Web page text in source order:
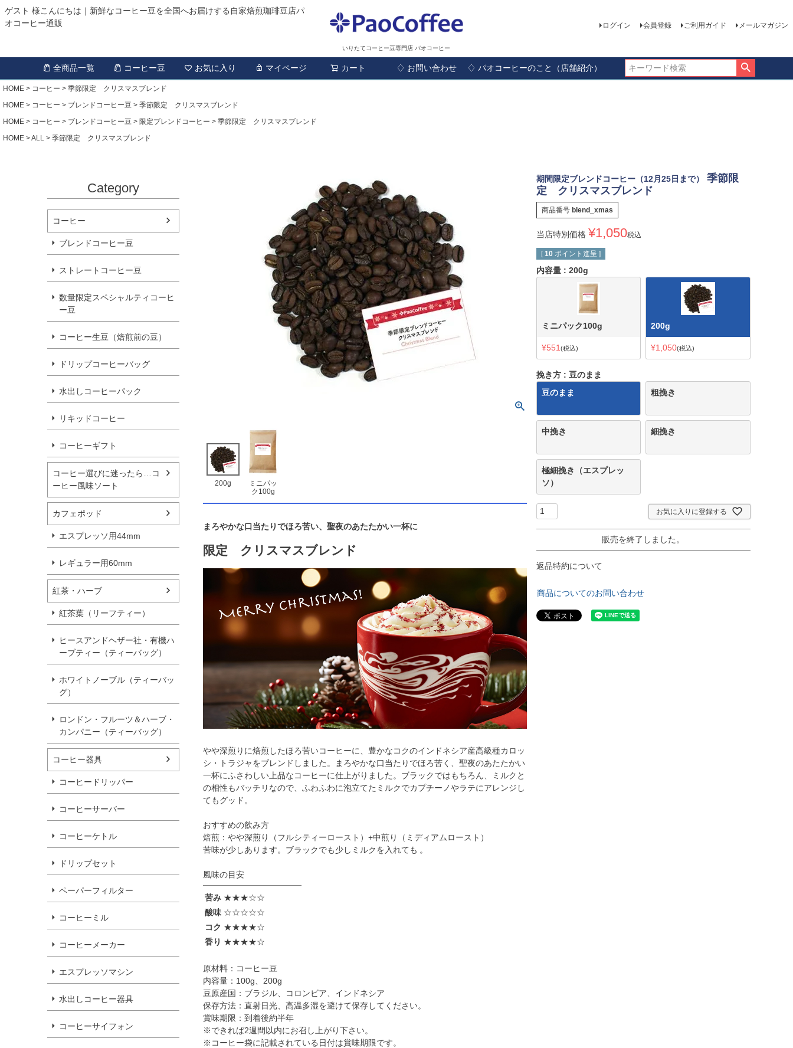
ゲスト 様こんにちは｜新鮮なコーヒー豆を全国へお届けする自家焙煎珈琲豆店パ
オコーヒー通販
いりたてコーヒー豆専門店 パオコーヒー
ログイン 会員登録 ご利用ガイド メールマガジン
全商品一覧 コーヒー豆 お気に入り マイページ カート ♢ お問い合わせ ♢ パオコーヒーのこと（店舗紹介）
検索
HOME コーヒー
季節限定 クリスマスブレンド
HOME
コーヒー ブレンドコーヒー豆
季節限定 クリスマスブレンド
HOME
コーヒー ブレンドコーヒー豆 限定ブレンドコーヒー
季節限定 クリスマスブレンド
HOME
ALL 季節限定 クリスマスブレンド
Category
コーヒー
ブレンドコーヒー豆
ストレートコーヒー豆
数量限定スペシャルティコーヒ
ー豆
コーヒー生豆（焙煎前の豆）
ドリップコーヒーバッグ
水出しコーヒーパック
リキッドコーヒー
コーヒーギフト
コーヒー選びに迷ったら…コ
ーヒー風味ソート
カフェポッド
エスプレッソ用44mm
レギュラー用60mm
紅茶・ハーブ
紅茶葉（リーフティー）
ヒースアンドヘザー社・有機ハ
ーブティー（ティーバッグ）
ホワイトノーブル（ティーバッ
グ）
ロンドン・フルーツ＆ハーブ・
カンパニー（ティーバッグ）
コーヒー器具
コーヒードリッパー
コーヒーサーバー
コーヒーケトル
ドリップセット
ペーパーフィルター
コーヒーミル
コーヒーメーカー
エスプレッソマシン
水出しコーヒー器具
コーヒーサイフォン
200g
ミニパッ
ク100g
まろやかな口当たりでほろ苦い、聖夜のあたたかい一杯に
限定 クリスマスブレンド
やや深煎りに焙煎したほろ苦いコーヒーに、豊かなコクのインドネシア産高級種カロッ
シ・トラジャをブレンドしました。まろやかな口当たりでほろ苦く、聖夜のあたたかい
一杯にふさわしい上品なコーヒーに仕上がりました。ブラックではもちろん、ミルクと
の相性もバッチリなので、ふわふわに泡立てたミルクでカプチーノやラテにアレンジし
てもグッド。
おすすめの飲み方
焙煎：やや深煎り（フルシティーロースト）+中煎り（ミディアムロースト）
苦味が少しあります。ブラックでも少しミルクを入れても 。
風味の目安
苦み ★★★☆☆
酸味 ☆☆☆☆☆
コク ★★★★☆
香り ★★★★☆
原材料：コーヒー豆
内容量：100g、200g
豆原産国：ブラジル、コロンビア、インドネシア
保存方法：直射日光、高温多湿を避けて保存してください。
賞味期限：到着後約半年
※できれば2週間以内にお召し上がり下さい。
※コーヒー袋に記載されている日付は賞味期限です。
期間限定ブレンドコーヒー（12月25日まで）
季節限
定 クリスマスブレンド
商品番号 blend_xmas
当店特別価格 ¥1,050税込
[ 10 ポイント進呈 ]
内容量 200g
ミニパック100g
¥551 税込
200g
¥1,050 税込
挽き方
豆のまま
豆のまま
粗挽き
中挽き 細挽き
極細挽き（エスプレッ
ソ）
お気に入りに登録する
販売を終了しました。
返品特約について
商品についてのお問い合わせ